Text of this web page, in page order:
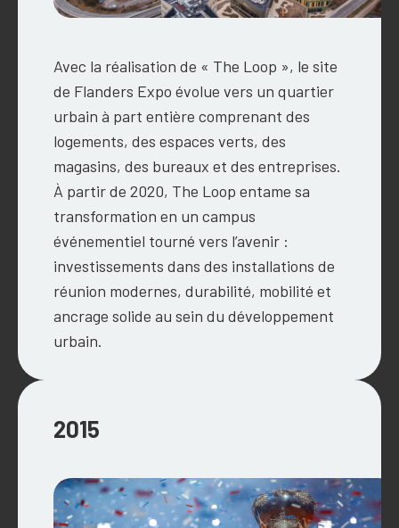
Avec la réalisation de « The Loop », le site
de Flanders Expo évolue vers un quartier
urbain à part entière comprenant des
logements, des espaces verts, des
magasins, des bureaux et des entreprises.
À partir de 2020, The Loop entame sa
transformation en un campus
événementiel tourné vers l’avenir :
investissements dans des installations de
réunion modernes, durabilité, mobilité et
ancrage solide au sein du développement
urbain.
2015